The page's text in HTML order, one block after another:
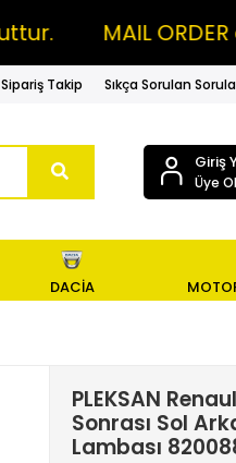
MAIL ORDER
Sipariş Takip Sıkça Sorulan
Giriş
Üye Ol
DACİA
PLEKSAN
Sonrası Sol
Lambası